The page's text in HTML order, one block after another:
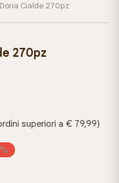
Cialde 270pz
270pz
superiori a € 79,99)